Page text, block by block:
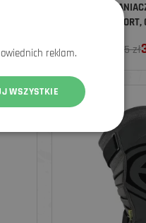
FOX
385 zł
ZNIŻKA
reklam.
WSZYSTKIE